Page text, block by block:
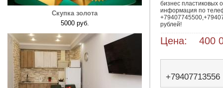
Скупка золота
5000 руб.
бизнес пластиковых
информация по
рублей!
Цена: 400
+79407713556